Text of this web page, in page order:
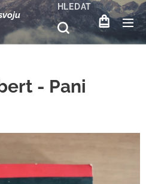
HLEDAT
- Pani